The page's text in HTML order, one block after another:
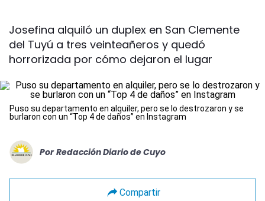
Josefina alquiló un duplex en San Clemente
del Tuyú a tres veinteañeros y quedó
horrorizada por cómo dejaron el lugar
Puso su departamento en alquiler, pero se lo destrozaron y se
burlaron con un “Top 4 de daños” en Instagram
Por Redacción Diario de Cuyo
Compartir